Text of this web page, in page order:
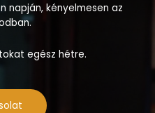
napján, kényelmesen az
egész hétre.